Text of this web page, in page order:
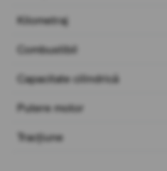
Kilometraj
Combustibil
Capacitate cilindrică
Putere motor
Tracțiune